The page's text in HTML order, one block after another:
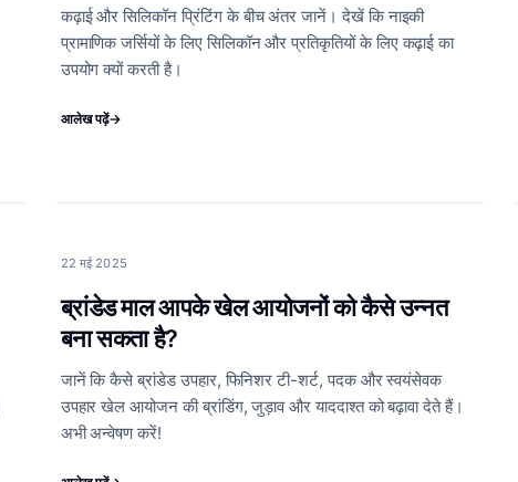
कढ़ाई और सिलिकॉन प्रिंटिंग के बीच अंतर जानें। देखें कि नाइकी
प्रामाणिक जर्सियों के लिए सिलिकॉन और प्रतिकृतियों के लिए कढ़ाई का
उपयोग क्यों करती है।
आलेख पढ़ें→
22 मई 2025
ब्रांडेड माल आपके खेल आयोजनों को कैसे उन्नत
बना सकता है?
जानें कि कैसे ब्रांडेड उपहार, फिनिशर टी-शर्ट, पदक और स्वयंसेवक
उपहार खेल आयोजन की ब्रांडिंग, जुड़ाव और याददाश्त को बढ़ावा देते हैं।
अभी अन्वेषण करें!